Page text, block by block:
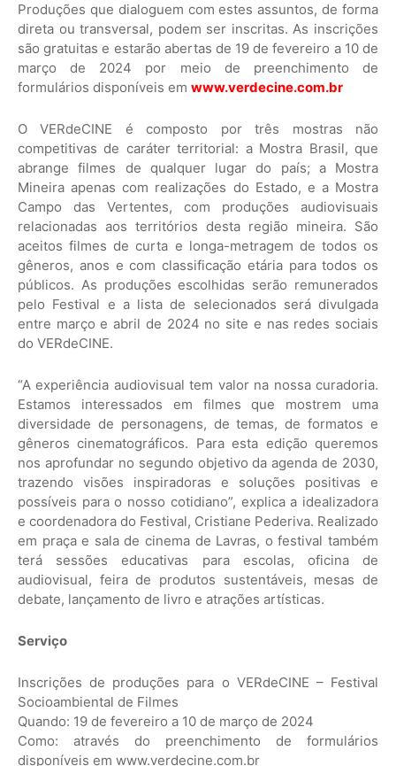
Produções que dialoguem com estes assuntos, de forma
direta ou transversal, podem ser inscritas. As inscrições
são gratuitas e estarão abertas de 19 de fevereiro a 10 de
março de 2024 por meio de preenchimento de
formulários disponíveis em www.verdecine.com.br
O VERdeCINE é composto por três mostras não
competitivas de caráter territorial: a Mostra Brasil, que
abrange filmes de qualquer lugar do país; a Mostra
Mineira apenas com realizações do Estado, e a Mostra
Campo das Vertentes, com produções audiovisuais
relacionadas aos territórios desta região mineira. São
aceitos filmes de curta e longa-metragem de todos os
gêneros, anos e com classificação etária para todos os
públicos. As produções escolhidas serão remunerados
pelo Festival e a lista de selecionados será divulgada
entre março e abril de 2024 no site e nas redes sociais
do VERdeCINE.
“A experiência audiovisual tem valor na nossa curadoria.
Estamos interessados em filmes que mostrem uma
diversidade de personagens, de temas, de formatos e
gêneros cinematográficos. Para esta edição queremos
nos aprofundar no segundo objetivo da agenda de 2030,
trazendo visões inspiradoras e soluções positivas e
possíveis para o nosso cotidiano”, explica a idealizadora
e coordenadora do Festival, Cristiane Pederiva. Realizado
em praça e sala de cinema de Lavras, o festival também
terá sessões educativas para escolas, oficina de
audiovisual, feira de produtos sustentáveis, mesas de
debate, lançamento de livro e atrações artísticas.
Serviço
Inscrições de produções para o VERdeCINE – Festival
Socioambiental de Filmes
Quando: 19 de fevereiro a 10 de março de 2024
Como: através do preenchimento de formulários
disponíveis em www.verdecine.com.br